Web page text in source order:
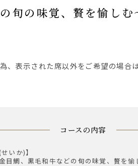
旬の味覚、贅を愉しむ
表示された席以外をご希望の場合
コースの内容
いか)】
目鯛、黒毛和牛などの旬の味覚、贅を愉